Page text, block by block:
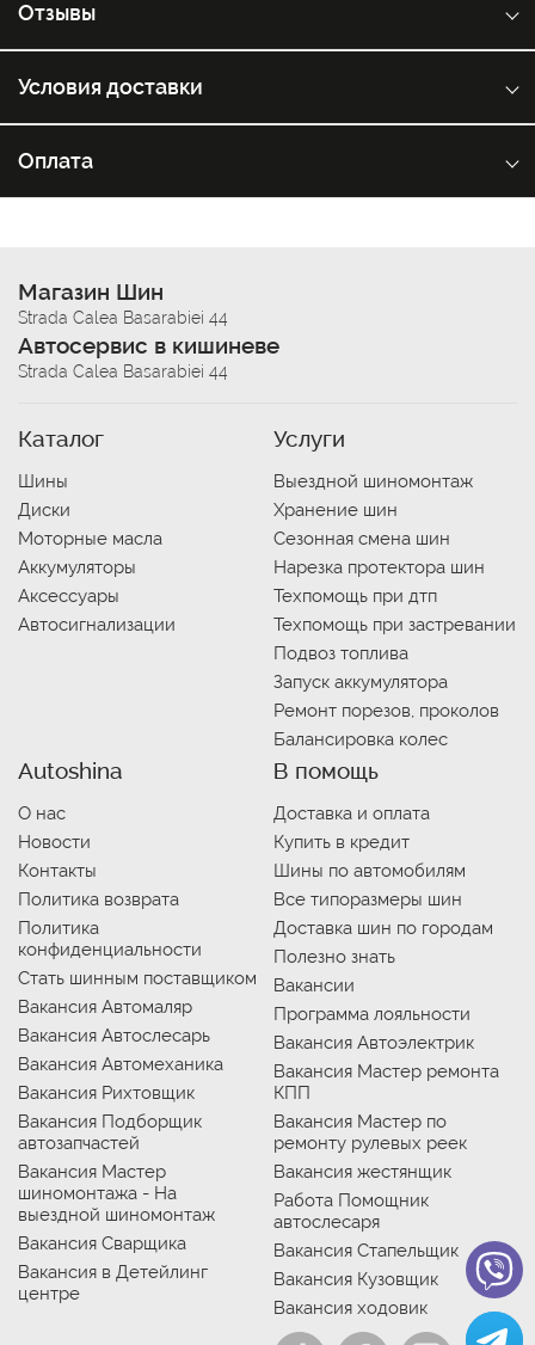
Отзывы
Условия доставки
Оплата
Магазин Шин
Strada Calea Basarabiei 44
Автосервис в кишиневе
Strada Calea Basarabiei 44
Каталог
Шины
Диски
Моторные масла
Аккумуляторы
Аксессуары
Автосигнализации
Услуги
Выездной шиномонтаж
Хранение шин
Сезонная смена шин
Нарезка протектора шин
Техпомощь при дтп
Техпомощь при застревании
Подвоз топлива
Запуск аккумулятора
Ремонт порезов, проколов
Балансировка колес
Autoshina
О нас
Новости
Контакты
Политика возврата
Политика
конфиденциальности
Стать шинным поставщиком
Вакансия Автомаляр
Вакансия Автослесарь
Вакансия Автомеханика
Вакансия Рихтовщик
Вакансия Подборщик
автозапчастей
Вакансия Мастер
шиномонтажа - На
выездной шиномонтаж
Вакансия Сварщика
Вакансия в Детейлинг
центре
В помощь
Доставка и оплата
Купить в кредит
Шины по автомобилям
Все типоразмеры шин
Доставка шин по городам
Полезно знать
Вакансии
Программа лояльности
Вакансия Автоэлектрик
Вакансия Мастер ремонта
КПП
Вакансия Мастер по
ремонту рулевых реек
Вакансия жестянщик
Работа Помощник
автослесаря
Вакансия Стапельщик
Вакансия Кузовщик
Вакансия ходовик